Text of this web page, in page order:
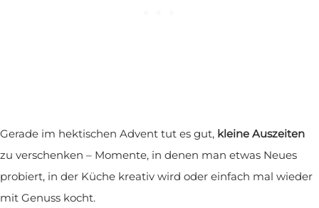
Gerade im hektischen Advent tut es gut, kleine Auszeiten
zu verschenken – Momente, in denen man etwas Neues
probiert, in der Küche kreativ wird oder einfach mal wieder
mit Genuss kocht.